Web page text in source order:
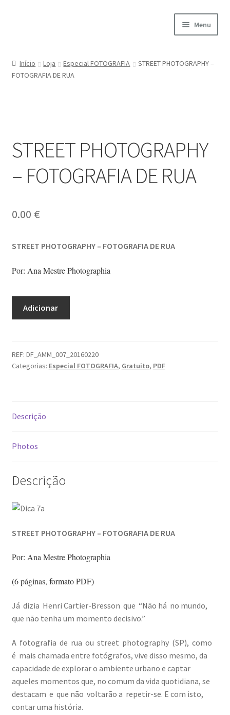
Menu
A minha conta
Checkout
Cookie Policy
Courses
Dicas
Dicas de Fotografia
Dicas Photoshop
Video Dicas
e1b684ded3f4f5ced561f48734dab24c7032ee3b.html
200 DIAS PARA DENTRO
About looking
Ana Dias – Uma viagem ao mundo Playboy
Ana Manuel Mestre vence Maratona Fotográfica Fnac
Início Loja Especial FOTOGRAFIA
STREET PHOTOGRAPHY –
FOTOGRAFIA DE RUA
STREET PHOTOGRAPHY
– FOTOGRAFIA DE RUA
0.00 €
STREET PHOTOGRAPHY – FOTOGRAFIA DE RUA
Por: Ana Mestre Photographia
-
FOTOGRAFIA
Adicionar
REF: DF_AMM_007_20160220
Categorias: Especial FOTOGRAFIA, Gratuito, PDF
Descrição
Photos
Descrição
STREET PHOTOGRAPHY – FOTOGRAFIA DE RUA
Por: Ana Mestre Photographia
(6 páginas, formato PDF)
Já dizia Henri Cartier-Bresson que “Não há no mundo,
que não tenha um momento decisivo.”
A fotografia de rua ou street photography (SP), como
é mais chamada entre fotógrafos, vive disso mesmo, da
capacidade de explorar o ambiente urbano e captar
aqueles momentos que, no comum da vida quotidiana, se
destacam e que não voltarão a repetir-se. E com isto,
contar uma história.